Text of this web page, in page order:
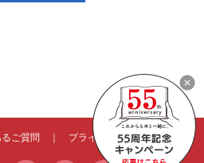
ご質問 ｜ プライバシーポリシー